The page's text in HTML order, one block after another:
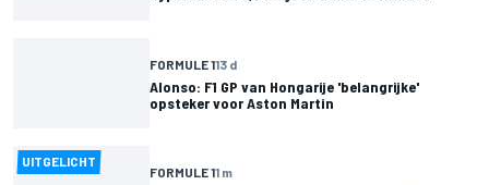
FORMULE 113 d
Alonso: F1 GP van Hongarije 'belangrijke'
opsteker voor Aston Martin
UITGELICHT
FORMULE 11 m